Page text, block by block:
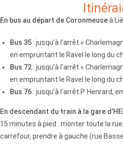
En bus au départ de Coronmeuseà
Bus 35 : jusqu’à l’arrêt «
en empruntant le Ravel le long du
Bus 72 : jusqu’à l’arrêt «
en empruntant le Ravel le long du
Bus 76 : jusqu’à l’arrêt P. Henrard,
En descendant du train à la gare
15 minutes à pied : monter toute la rue
carrefour, prendre à gauche (rue